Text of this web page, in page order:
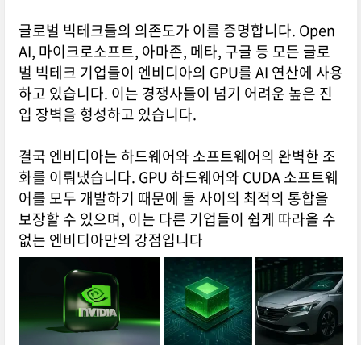
글로벌 빅테크들의 의존도가 이를 증명합니다. Open
AI, 마이크로소프트, 아마존, 메타, 구글 등 모든 글로
벌 빅테크 기업들이 엔비디아의 GPU를 AI 연산에 사용
하고 있습니다. 이는 경쟁사들이 넘기 어려운 높은 진
입 장벽을 형성하고 있습니다.
결국 엔비디아는 하드웨어와 소프트웨어의 완벽한 조
화를 이뤄냈습니다. GPU 하드웨어와 CUDA 소프트웨
어를 모두 개발하기 때문에 둘 사이의 최적의 통합을
보장할 수 있으며, 이는 다른 기업들이 쉽게 따라올 수
없는 엔비디아만의 강점입니다